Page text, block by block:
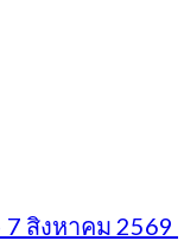
สิงหาคม 2569